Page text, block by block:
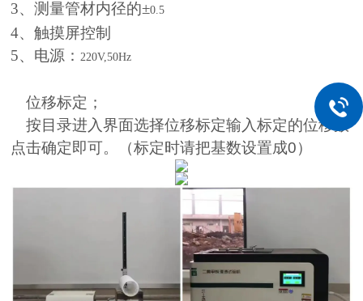
3、测量管材内径的±0.5
4、触摸屏控制
5、电源： 220V,50Hz
位移标定；
按目录进入界面选择位移标定输入标定的位移数
点击确定即可。（标定时请把基数设置成0）